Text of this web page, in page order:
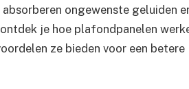
ongewenste geluiden
je hoe plafondpanelen
ze bieden voor een betere